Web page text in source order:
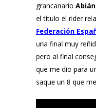
grancanario
el título el rider
Federación
una final muy
pero al final
que me dio para
saque un 8 que